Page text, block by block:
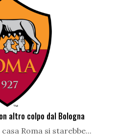
altro colpo dal Bologna
Roma si starebbe...